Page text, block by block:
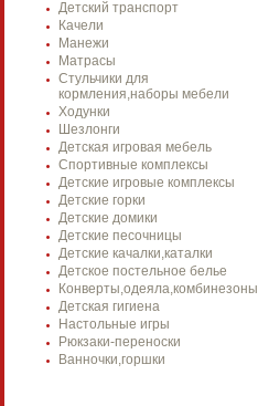
Детский транспорт
Качели
Манежи
Матрасы
Стульчики для
кормления,наборы мебели
Ходунки
Шезлонги
Детская игровая мебель
Спортивные комплексы
Детские игровые комплексы
Детские горки
Детские домики
Детские песочницы
Детские качалки,каталки
Детское постельное белье
Конверты,одеяла,комбинезоны
Детская гигиена
Настольные игры
Рюкзаки-переноски
Ванночки,горшки